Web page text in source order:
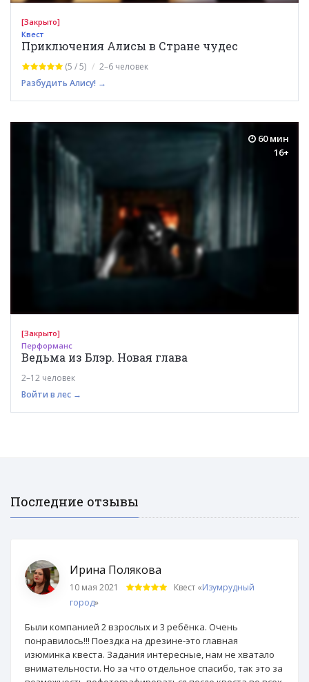
[Закрыто]
Квест
Приключения Алисы в Стране чудес
(5 / 5)
2–6 человек
Разбудить Алису! →
60 мин
16+
[Закрыто]
Перформанс
Ведьма из Блэр. Новая глава
2–12 человек
Войти в лес →
Последние отзывы
Ирина Полякова
10 мая 2021 Квест «Изумрудный
город»
Были компанией 2 взрослых и 3 ребёнка. Очень
понравилось!!! Поездка на дрезине-это главная
изюминка квеста. Задания интересные, нам не хватало
внимательности. Но за что отдельное спасибо, так это за